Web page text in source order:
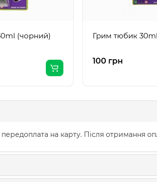
(чорний) Грим тюбик
100 грн
передоплата на карту. Після отримання